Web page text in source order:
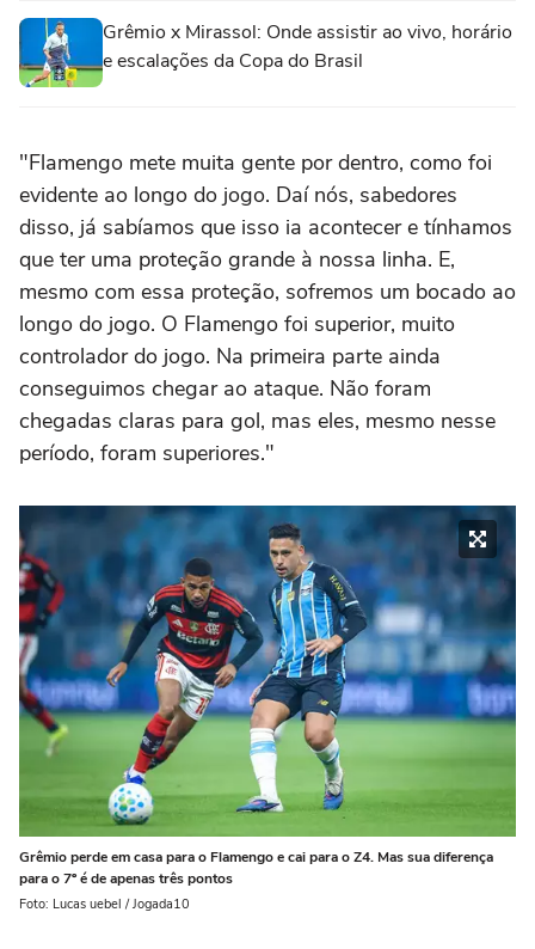
Grêmio x Mirassol: Onde assistir ao vivo, horário
e escalações da Copa do Brasil
"Flamengo mete muita gente por dentro, como foi
evidente ao longo do jogo. Daí nós, sabedores
disso, já sabíamos que isso ia acontecer e tínhamos
que ter uma proteção grande à nossa linha. E,
mesmo com essa proteção, sofremos um bocado ao
longo do jogo. O Flamengo foi superior, muito
controlador do jogo. Na primeira parte ainda
conseguimos chegar ao ataque. Não foram
chegadas claras para gol, mas eles, mesmo nesse
período, foram superiores."
Grêmio perde em casa para o Flamengo e cai para o Z4. Mas sua diferença
para o 7º é de apenas três pontos
Foto: Lucas uebel / Jogada10